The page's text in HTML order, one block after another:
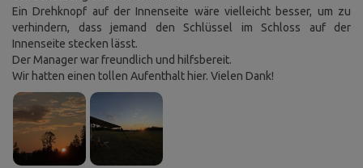
Ein Drehknopf auf der Innenseite wäre vielleicht besser, um zu
verhindern, dass jemand den Schlüssel im Schloss auf der
Innenseite stecken lässt.
Der Manager war freundlich und hilfsbereit.
Wir hatten einen tollen Aufenthalt hier. Vielen Dank!